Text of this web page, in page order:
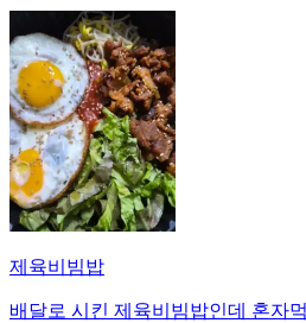
제육비빔밥
배달로 시킨 제육비빔밥인데 혼자